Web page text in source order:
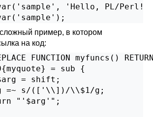
'Hello, PL/
пример, в котором
на код:
FUNCTION myfuncs()
= sub {
= shift;
=~ s/(['\\])/\\$1/g;
"'$arg'";